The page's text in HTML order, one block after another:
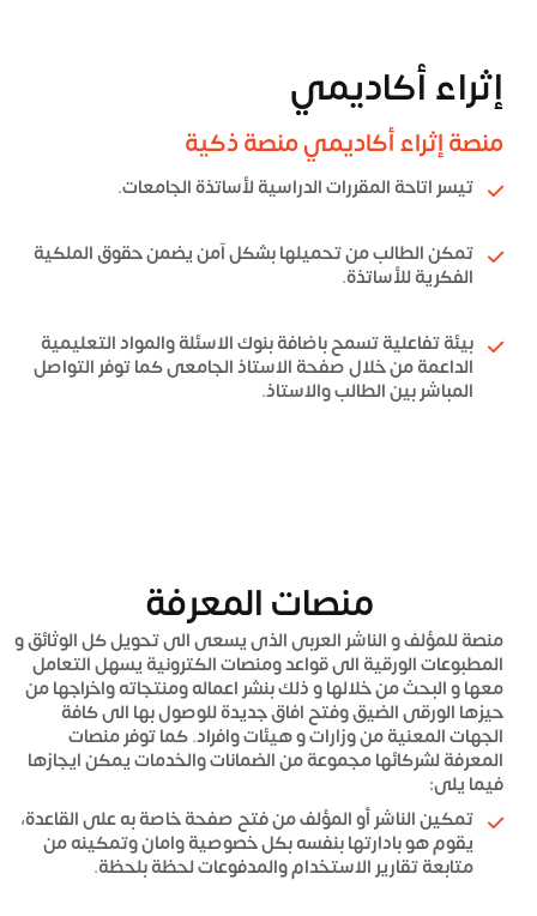
إثراء أكاديمي
منصة إثراء أكاديمي منصة ذكية
تيسر اتاحة المقررات الدراسية لأساتذة الجامعات.
تمكن الطالب من تحميلها بشكل آمن يضمن حقوق الملكية
الفكرية للأساتذة.
بيئة تفاعلية تسمح باضافة بنوك الاسئلة والمواد التعليمية
الداعمة من خلال صفحة الاستاذ الجامعى كما توفر التواصل
المباشر بين الطالب والاستاذ.
منصات المعرفة
منصة للمؤلف و الناشر العربى الذى يسعى الى تحويل كل الوثائق و
المطبوعات الورقية الى قواعد ومنصات الكترونية يسهل التعامل
معها و البحث من خلالها و ذلك بنشر اعماله ومنتجاته واخراجها من
حيزها الورقى الضيق وفتح افاق جديدة للوصول بها الى كافة
الجهات المعنية من وزارات و هيئات وافراد. كما توفر منصات
المعرفة لشركائها مجموعة من الضمانات والخدمات يمكن ايجازها
فيما يلى:
تمكين الناشر أو المؤلف من فتح صفحة خاصة به على القاعدة،
يقوم هو بادارتها بنفسه بكل خصوصية وامان وتمكينه من
متابعة تقارير الاستخدام والمدفوعات لحظة بلحظة.